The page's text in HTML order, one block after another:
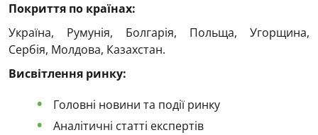
Покриття по країнах:
Україна, Румунія, Болгарія, Польща, Угорщина,
Сербія, Молдова, Казахстан.
Висвітлення ринку:
Головні новини та події ринку
Аналітичні статті експертів